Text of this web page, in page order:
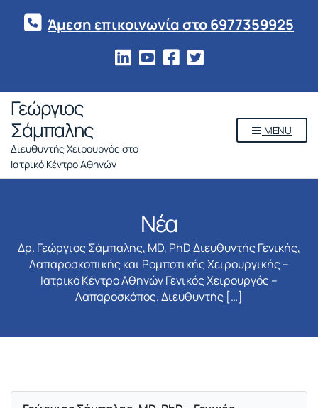
Άμεση επικοινωνία στο 6977359925
Γεώργιος
Σάμπαλης
Διευθυντής Χειρουργός στο
Ιατρικό Κέντρο Αθηνών
MENU
Νέα
Δρ. Γεώργιος Σάμπαλης, MD, PhD Διευθυντής Γενικής,
Λαπαροσκοπικής και Ρομποτικής Χειρουργικής –
Ιατρικό Κέντρο Αθηνών Γενικός Χειρουργός –
Λαπαροσκόπος. Διευθυντής […]